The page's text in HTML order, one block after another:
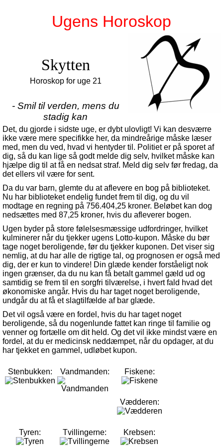
Ugens Horoskop
Skytten
Horoskop for uge 21
- Smil til verden, mens du
stadig kan
Det, du gjorde i sidste uge, er dybt ulovligt! Vi kan desværre
ikke være mere specifikke her, da mindreårige måske læser
med, men du ved, hvad vi hentyder til. Politiet er på sporet af
dig, så du kan lige så godt melde dig selv, hvilket måske kan
hjælpe dig til at få en nedsat straf. Meld dig selv før fredag, da
det ellers vil være for sent.
Da du var barn, glemte du at aflevere en bog på biblioteket.
Nu har biblioteket endelig fundet frem til dig, og du vil
modtage en regning på 756.404,25 kroner. Beløbet kan dog
nedsættes med 87,25 kroner, hvis du afleverer bogen.
Ugen byder på store følelsesmæssige udfordringer, hvilket
kulminerer når du tjekker ugens Lotto-kupon. Måske du bør
tage noget beroligende, før du tjekker kuponen. Det viser sig
nemlig, at du har alle de rigtige tal, og prognosen er også med
dig, der er kun to vindere! Din glæde kender forståeligt nok
ingen grænser, da du nu kan få betalt gammel gæld ud og
samtidig se frem til en sorgfri tilværelse, i hvert fald hvad det
økonomiske angår. Hvis du har taget noget beroligende,
undgår du at få et slagtilfælde af bar glæde.
Det vil også være en fordel, hvis du har taget noget
beroligende, så du nogenlunde fattet kan ringe til familie og
venner og fortælle om dit held. Og det vil ikke mindst være en
fordel, at du er medicinsk neddæmpet, når du opdager, at du
har tjekket en gammel, udløbet kupon.
Stenbukken: Vandmanden: Fiskene:
Vædderen:
Tyren: Tvillingerne: Krebsen: